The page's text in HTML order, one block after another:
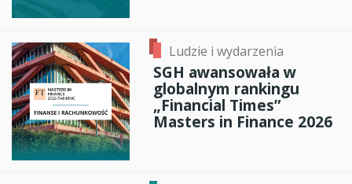
Ludzie i wydarzenia
SGH awansowała w
globalnym rankingu
„Financial Times”
Masters in Finance 2026